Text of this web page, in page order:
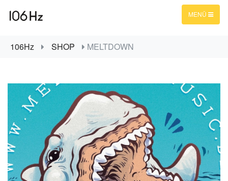
MENÜ
106Hz SHOP MELTDOWN